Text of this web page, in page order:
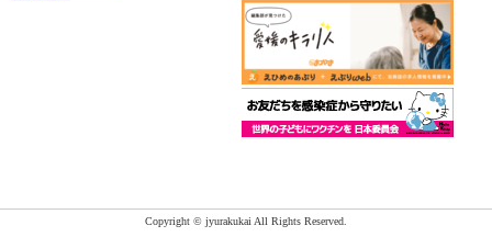
Copyright © jyurakukai All Rights Reserved.